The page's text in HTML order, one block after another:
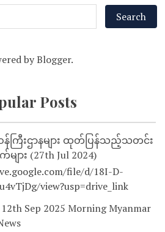
byBlogger.
Posts
ဝန်ကြီးဌာနများ ထုတ်ပြန်သည့်သတင်း
ား (27th Jul 2024)
file/d/18I-D-
view?usp=drive_link
Sep 2025 Morning Myanmar